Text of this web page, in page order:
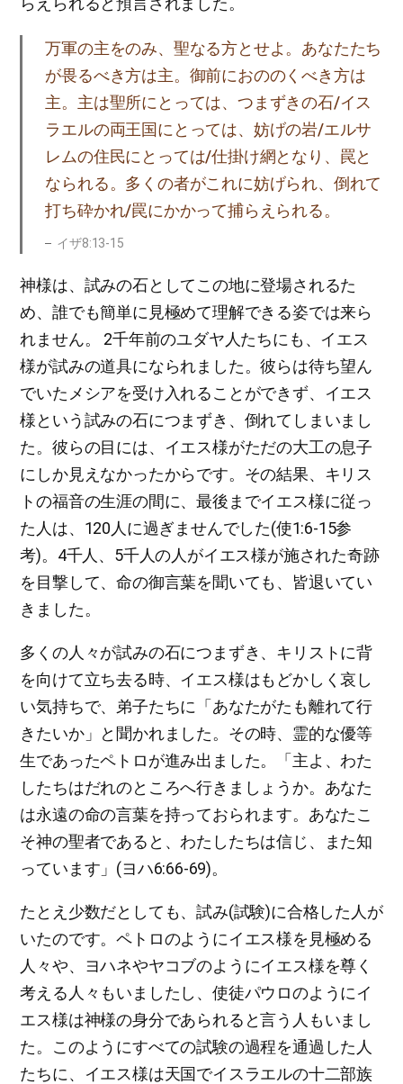
万軍の主をのみ、聖なる方とせよ。あなたたち
が畏るべき方は主。御前におののくべき方は
主。主は聖所にとっては、つまずきの石/イス
ラエルの両王国にとっては、妨げの岩/エルサ
レムの住民にとっては/仕掛け網となり、罠と
なられる。多くの者がこれに妨げられ、倒れて
打ち砕かれ/罠にかかって捕らえられる。
イザ8:13-15
神様は、試みの石としてこの地に登場されるた
め、誰でも簡単に見極めて理解できる姿では来ら
れません。 2千年前のユダヤ人たちにも、イエス
様が試みの道具になられました。彼らは待ち望ん
でいたメシアを受け入れることができず、イエス
様という試みの石につまずき、倒れてしまいまし
た。彼らの目には、イエス様がただの大工の息子
にしか見えなかったからです。その結果、キリス
トの福音の生涯の間に、最後までイエス様に従っ
た人は、120人に過ぎませんでした(使1:6-15参
考)。4千人、5千人の人がイエス様が施された奇跡
を目撃して、命の御言葉を聞いても、皆退いてい
きました。
多くの人々が試みの石につまずき、キリストに背
を向けて立ち去る時、イエス様はもどかしく哀し
い気持ちで、弟子たちに「あなたがたも離れて行
きたいか」と聞かれました。その時、霊的な優等
生であったペトロが進み出ました。「主よ、わた
したちはだれのところへ行きましょうか。あなた
は永遠の命の言葉を持っておられます。あなたこ
そ神の聖者であると、わたしたちは信じ、また知
っています」(ヨハ6:66-69)。
たとえ少数だとしても、試み(試験)に合格した人が
いたのです。ペトロのようにイエス様を見極める
人々や、ヨハネやヤコブのようにイエス様を尊く
考える人々もいましたし、使徒パウロのようにイ
エス様は神様の身分であられると言う人もいまし
た。このようにすべての試験の過程を通過した人
たちに、イエス様は天国でイスラエルの十二部族